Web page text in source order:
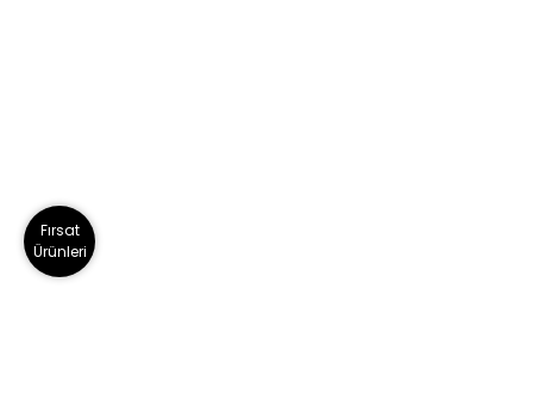
Fırsat
Ürünleri